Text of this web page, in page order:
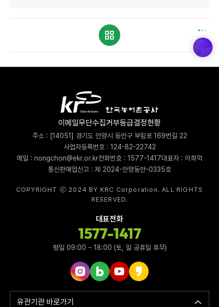
이메일무단수집거부등급결정현황
주소 : [14051] 경기도 안양시 동안구 부림로 169번길 22
사업자등록번호 : 124-82-22742
메일 : nongchon@ekr.or.kr전화번호 : 1577-1417대표자 : 이희억
통신판매업신고 : 제 2024-안양동안-0335호
COPYRIGHT ⓒ 2024 BY KRC Corporation. ALL RIGHTS
RESERVED.
대표전화
1577-1417
평일 09:00 ~ 18:00 (토, 일 공휴일 휴무)
인스타그램 바로가기
네이버블로그 바로가기
유튜브 바로가기
카카오스토리 바로가기
유관기관 바로가기